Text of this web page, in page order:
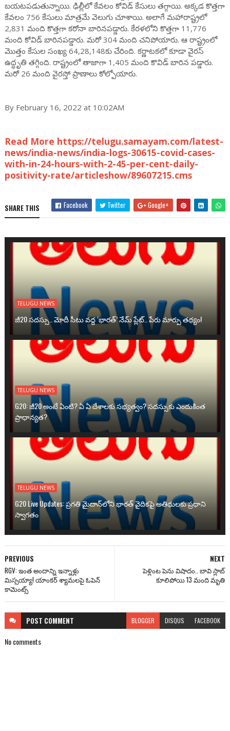
బయటపడుతున్నాయి. ఢిల్లీలో కేవలం కోవిడ్ కేసులు తగ్గాయి. అక్కడ కొత్తగా
కేవలం 756 కేసులు మాత్రమే వెలుగు చూశాయి. అలాగే మహారాష్ట్రలో
2,831 మంది కొత్తగా కరోనా బారినపడ్డారు. కేరళలోని కొత్తగా 11,776
మంది కోవిడ్ బారినపడ్డారు. మరో 304 మంది చనిపోయారు. ఆ రాష్ట్రంలో
మొత్తం కేసుల సంఖ్య 64,28,148కు చేరింది. కర్ణాటకలో కూడా వైరస్
ఉద్ధృతి తగ్గింది. రాష్ట్రంలో తాజాగా 1,405 మంది కొవిడ్ బారిన పడ్డారు.
మరో 26 మంది వైరస్తో ప్రాణాలు కోల్పోయారు.
By February 16, 2022 at 10:02AM
Read More https://telugu.samayam.com/latest-
news/india-news/india-logs-30615-covid-cases-
with-in-24-hours-with-2-45-per-cent-daily-
positivity-rate/articleshow/89607215.cms
SHARE THIS Facebook Twitter Google+
TELUGU NEWS
జీ20 సదస్సు.. మోదీ సీటు వద్ద ‘భారత్’ నేమ్ ప్లేట్‌.. పేరు మార్పు తథ్యం!
TELUGU NEWS
G20: జీ20 అంటే ఏంటి? ఏ ఏ దేశాలకు సభ్యత్వం? సదస్సుకు ఎందుకింత
ప్రాధాన్యత?
TELUGU NEWS
G20 Live Updates: ప్రగతి మైదాన్‌లోని భారత్ వైదికపై అతిథులకు ప్రధాని
స్వాగతం
NEXT
పెళ్లింట పెను విషాదం.. బావి స్లాబ్
కూలిపోయి 13 మంది మృతి
PREVIOUS
RGV: ఇంత అందాన్ని ఇన్నాళ్లు
మిస్సయ్యా! యాంకర్ శ్యామలపై ఓపెన్
కామెంట్స్
POST COMMENT BLOGGER DISQUS FACEBOOK
No comments